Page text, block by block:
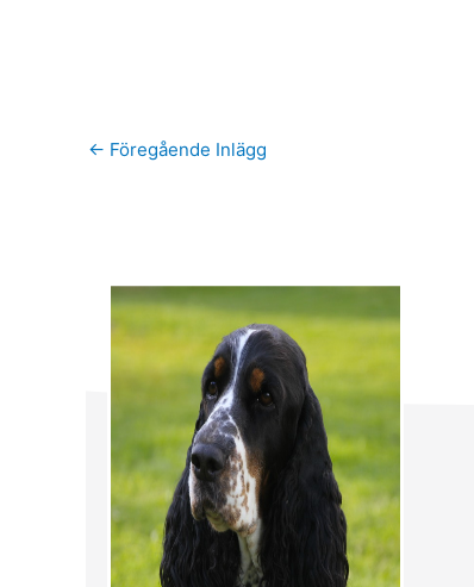
← Föregående Inlägg